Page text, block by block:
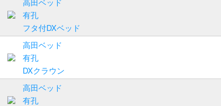
有孔
フタ付DXベッド
高田ベッド
有孔
DXクラウン
高田ベッド
有孔